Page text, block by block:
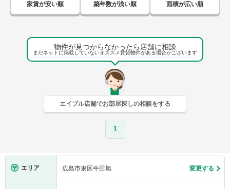
家賃が安い順 築年数が浅い順 面積が広い順
物件が見つからなかったら店舗に相談
まだネットに掲載していないオススメ賃貸物件がある場合がございます
エイブル店舗でお部屋探しの相談をする
1
エリア 広島市東区牛田旭 変更する